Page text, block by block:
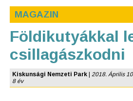
MAGAZIN
Földikutyákkal
csillagászkodni
Kiskunsági Nemzeti Park
2018. Április
8 év